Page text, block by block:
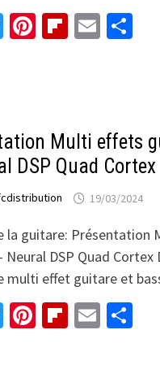
Twitter
Pinterest
Flipboard
Email
Multi effets
DSP Quad Cortex
19/03/2024
la guitare: Présentation
Neural DSP Quad Cortex
multi effet guitare et
Twitter
Pinterest
Flipboard
Email